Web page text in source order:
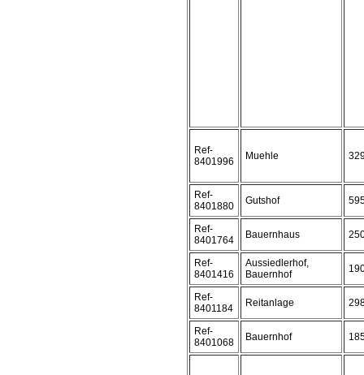
Ref-
8401996
Muehle
Ref-
8401880
Gutshof
Ref-
8401764
Bauernhaus
Ref-
8401416
Aussiedlerhof,
Bauernhof
Ref-
8401184
Reitanlage
Ref-
8401068
Bauernhof